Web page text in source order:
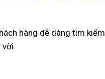
hàng dễ dàng tìm
vời.